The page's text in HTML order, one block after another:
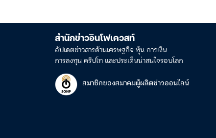
สำนักข่าวอินโฟเควสท์
อัปเดตข่าวสารด้านเศรษฐกิจ หุ้น การเงิน
การลงทุน คริปโท และประเด็นน่าสนใจรอบโลก
สมาชิกของสมาคมผู้ผลิตข่าวออนไลน์